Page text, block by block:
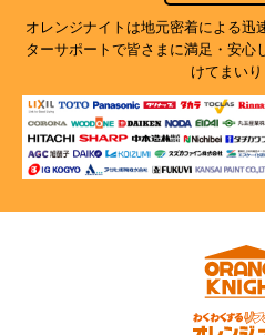
オレンジナイトは地元密着による迅
ターサポートで皆さまに満足・安心
けてまいり